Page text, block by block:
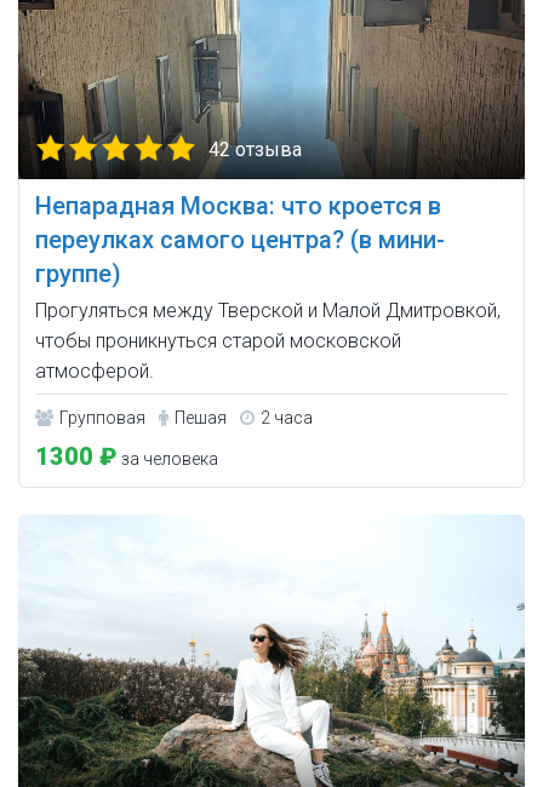
42 отзыва
Непарадная Москва: что кроется в
переулках самого центра? (в мини-
группе)
Прогуляться между Тверской и Малой Дмитровкой,
чтобы проникнуться старой московской
атмосферой.
Групповая Пешая 2 часа
1300 ₽ за человека